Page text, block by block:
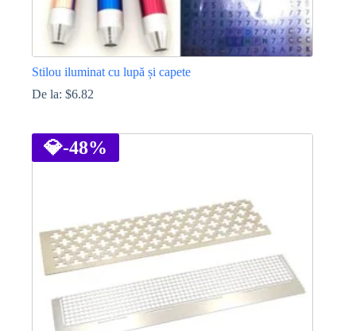
Stilou iluminat cu lupă și capete
De la: $6.82
are
mai
alese
pagina
💎-48%